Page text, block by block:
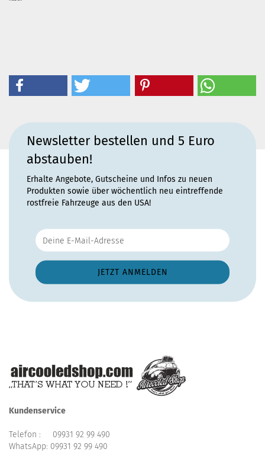
Newsletter bestellen und 5 Euro
abstauben!
Erhalte Angebote, Gutscheine und Infos zu neuen
Produkten sowie über wöchentlich neu eintreffende
rostfreie Fahrzeuge aus den USA!
Kundenservice
Telefon : 09931 92 99 490
WhatsApp: 09931 92 99 490